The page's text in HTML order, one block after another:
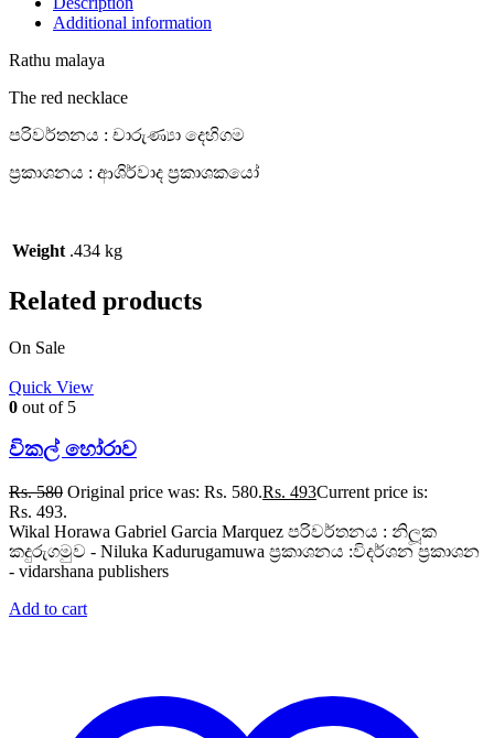
Additional information
Rathu malaya
The red necklace
පරිවර්තනය : චාරුණ්‍යා දෙහිගම
ප්‍රකාශනය : ආශිර්වාද ප්‍රකාශකයෝ
Weight .434 kg
Related products
On Sale
Quick View
0 out of 5
විකල් හෝරාව
Rs.580 Original price was: Rs. 580.Rs. 493Current price is:
Rs. 493.
Wikal Horawa Gabriel Garcia Marquez පරිවර්තනය : නිලූක
කදුරුගමුව - Niluka Kadurugamuwa ප්‍රකාශනය :විදර්ශන ප්‍රකාශන
- vidarshana publishers
Add to cart